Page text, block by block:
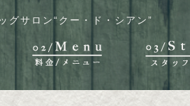
グサロン“クー・ド・シアン”